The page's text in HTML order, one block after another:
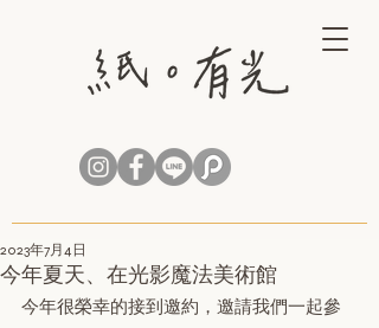
今年夏天、在光影魔法美術館
2023年7月4日
今年很榮幸的接到邀約，邀請我們一起參